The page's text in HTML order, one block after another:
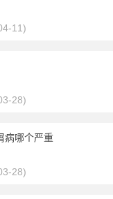
11)
28)
病哪个严重
28)